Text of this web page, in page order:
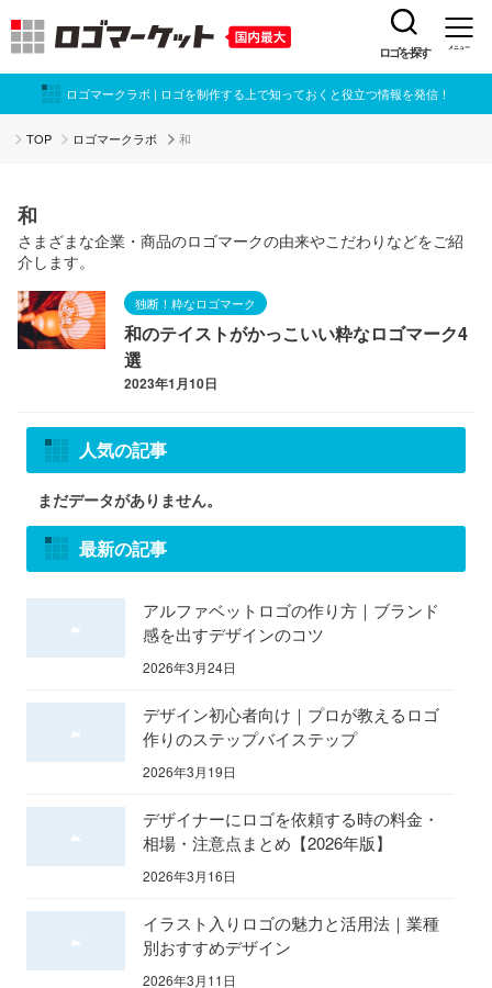
ロゴを探す メニュー
ロゴマークラボ | ロゴを制作する上で知っておくと役立つ情報を発信！
TOP ロゴマークラボ 和
和
さまざまな企業・商品のロゴマークの由来やこだわりなどをご紹
介します。
独断！粋なロゴマーク
和のテイストがかっこいい粋なロゴマーク4
選
2023年1月10日
人気の記事
まだデータがありません。
最新の記事
アルファベットロゴの作り方｜ブランド
感を出すデザインのコツ
2026年3月24日
デザイン初心者向け｜プロが教えるロゴ
作りのステップバイステップ
2026年3月19日
デザイナーにロゴを依頼する時の料金・
相場・注意点まとめ【2026年版】
2026年3月16日
イラスト入りロゴの魅力と活用法｜業種
別おすすめデザイン
2026年3月11日